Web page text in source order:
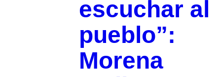
escuchar al
pueblo”:
Morena